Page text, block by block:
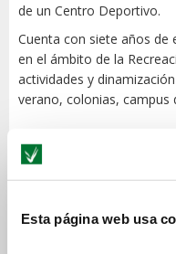
Esta página web usa
de un Centro Deportivo.
Cuenta con siete años de
en el ámbito de la
actividades y
verano, colonias, campus
Licenciado en
También ha participado